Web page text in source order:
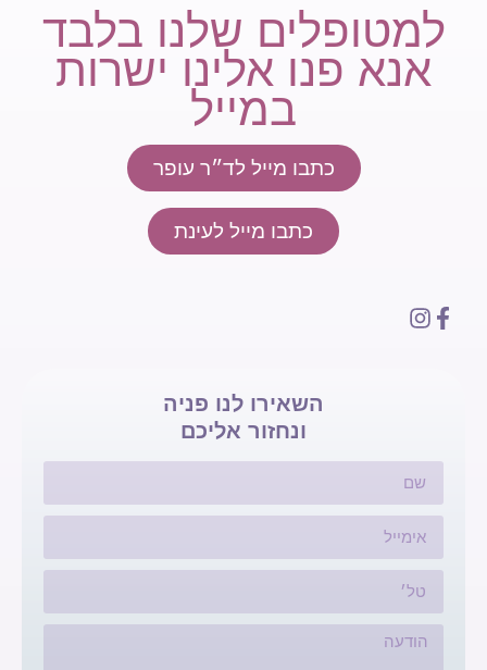
למטופלים שלנו בלבד
אנא פנו אלינו ישרות
במייל
כתבו מייל לד״ר עופר
כתבו מייל לעינת
השאירו לנו פניה
ונחזור אליכם